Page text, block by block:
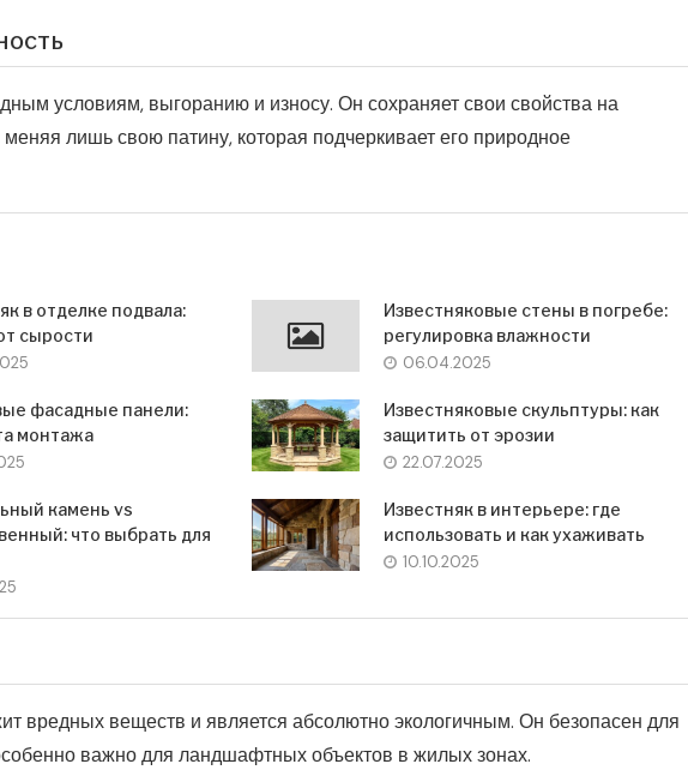
условиям, выгоранию и износу. Он сохраняет свои свойства на
лишь свою патину, которая подчеркивает его природное
в отделке подвала:
сырости
Известняковые стены в погребе:
регулировка влажности
06.04.2025
фасадные панели:
монтажа
Известняковые скульптуры: как
защитить от эрозии
22.07.2025
камень vs
что выбрать для
Известняк в интерьере: где
использовать и как ухаживать
10.10.2025
вредных веществ и является абсолютно экологичным. Он безопасен для
важно для ландшафтных объектов в жилых зонах.